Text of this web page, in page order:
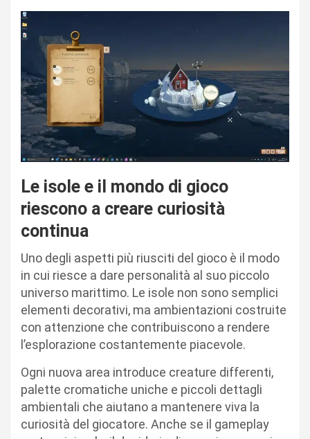
Le isole e il mondo di gioco
riescono a creare curiosità
continua
Uno degli aspetti più riusciti del gioco è il modo
in cui riesce a dare personalità al suo piccolo
universo marittimo. Le isole non sono semplici
elementi decorativi, ma ambientazioni costruite
con attenzione che contribuiscono a rendere
l’esplorazione costantemente piacevole.
Ogni nuova area introduce creature differenti,
palette cromatiche uniche e piccoli dettagli
ambientali che aiutano a mantenere viva la
curiosità del giocatore. Anche se il gameplay